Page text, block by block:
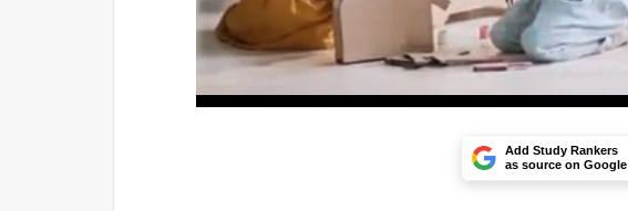
Add Study Rankers
as source on Google